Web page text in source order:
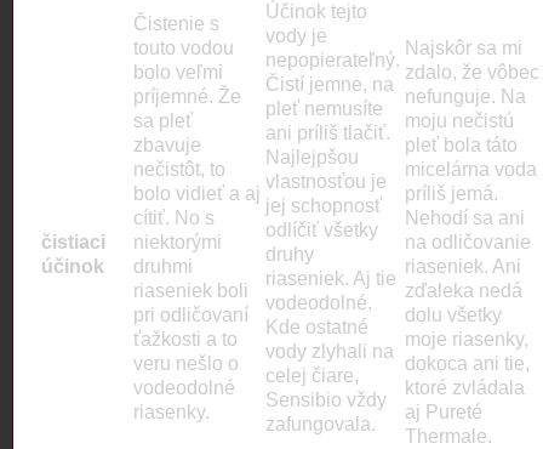
čistiaci
účinok
Čistenie s
touto vodou
bolo veľmi
príjemné. Že
sa pleť
zbavuje
nečistôt, to
bolo vidieť a aj
cítiť. No s
niektorými
druhmi
riaseniek boli
pri odličovaní
ťažkosti a to
veru nešlo o
vodeodolné
riasenky.
Účinok tejto
vody je
nepopierateľný.
Čistí jemne, na
pleť nemusíte
ani príliš tlačiť.
Najlejpšou
vlastnosťou je
jej schopnosť
odlíčiť všetky
druhy
riaseniek. Aj tie
vodeodolné.
Kde ostatné
vody zlyhali na
celej čiare,
Sensibio vždy
zafungovala.
Najskôr sa mi
zdalo, že vôbec
nefunguje. Na
moju nečistú
pleť bola táto
micelárna voda
príliš jemá.
Nehodí sa ani
na odličovanie
riaseniek. Ani
zďaleka nedá
dolu všetky
moje riasenky,
dokoca ani tie,
ktoré zvládala
aj Pureté
Thermale.